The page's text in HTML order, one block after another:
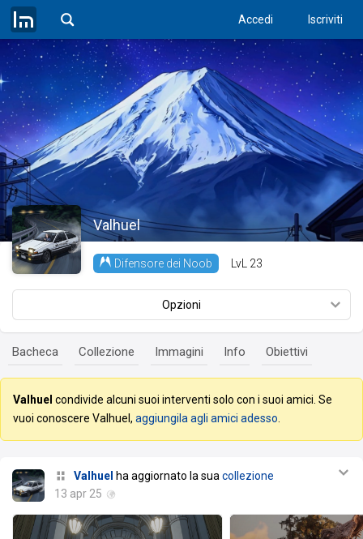
Accedi Iscriviti
Valhuel
Difensore dei Noob LvL 23
Opzioni
Bacheca Collezione Immagini Info Obiettivi
Valhuel condivide alcuni suoi interventi solo con i suoi amici. Se
vuoi conoscere Valhuel, aggiungila agli amici adesso
Valhuel ha aggiornato la sua collezione
13 apr 25